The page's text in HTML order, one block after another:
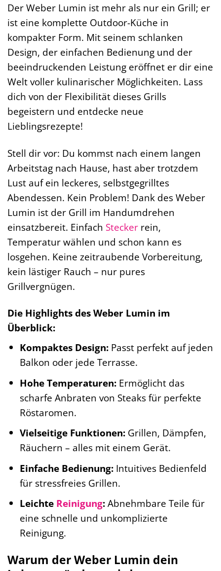
Der Weber Lumin ist mehr als nur ein Grill; er
ist eine komplette Outdoor-Küche in
kompakter Form. Mit seinem schlanken
Design, der einfachen Bedienung und der
beeindruckenden Leistung eröffnet er dir eine
Welt voller kulinarischer Möglichkeiten. Lass
dich von der Flexibilität dieses Grills
begeistern und entdecke neue
Lieblingsrezepte!
Stell dir vor: Du kommst nach einem langen
Arbeitstag nach Hause, hast aber trotzdem
Lust auf ein leckeres, selbstgegrilltes
Abendessen. Kein Problem! Dank des Weber
Lumin ist der Grill im Handumdrehen
einsatzbereit. Einfach Stecker rein,
Temperatur wählen und schon kann es
losgehen. Keine zeitraubende Vorbereitung,
kein lästiger Rauch – nur pures
Grillvergnügen.
Die Highlights des Weber Lumin im
Überblick:
Kompaktes Design:Passt perfekt auf jeden
Balkon oder jede Terrasse.
Hohe Temperaturen:Ermöglicht das
scharfe Anbraten von Steaks für perfekte
Röstaromen.
Vielseitige Funktionen:Grillen, Dämpfen,
Räuchern – alles mit einem Gerät.
Einfache Bedienung:Intuitives Bedienfeld
für stressfreies Grillen.
Leichte Reinigung:Abnehmbare Teile für
eine schnelle und unkomplizierte
Reinigung.
Warum der Weber Lumin dein